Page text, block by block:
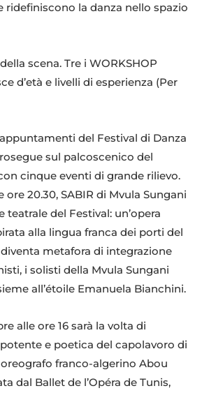
ridefiniscono la danza nello spazio
scena. Tre i WORKSHOP
d’età e livelli di esperienza (Per
del Festival di Danza
sul palcoscenico del
cinque eventi di grande rilievo.
20.30, SABIR di Mvula Sungani
teatrale del Festival: un’opera
alla lingua franca dei porti del
metafora di integrazione
i solisti della Mvula Sungani
all’étoile Emanuela Bianchini.
alle ore 16 sarà la volta di
e poetica del capolavoro di
franco-algerino Abou
dal Ballet de l’Opéra de Tunis,